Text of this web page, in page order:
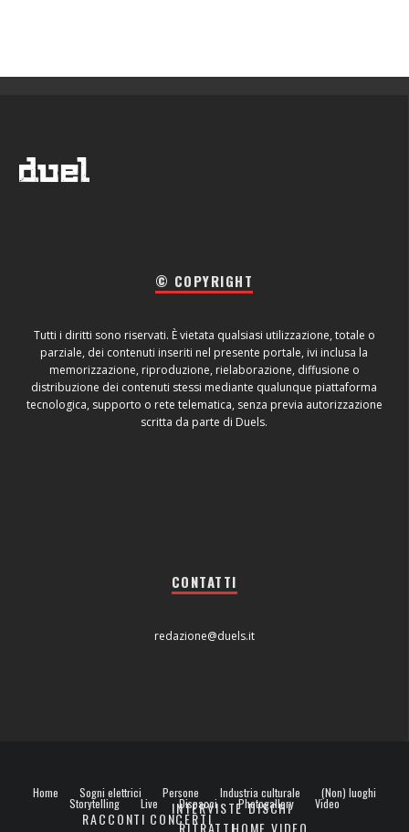
© COPYRIGHT
Tutti i diritti sono riservati. È vietata qualsiasi utilizzazione, totale o
parziale, dei contenuti inseriti nel presente portale, ivi inclusa la
memorizzazione, riproduzione, rielaborazione, diffusione o
distribuzione dei contenuti stessi mediante qualunque piattaforma
tecnologica, supporto o rete telematica, senza previa autorizzazione
scritta da parte di Duels.
CONTATTI
redazione@duels.it
Home Sogni elettrici Persone
INTERVISTE
Industria culturale
DISCHI
(Non) luoghi
Storytelling
RACCONTI
Live
CONCERTI
Dispacci Photogallery Video